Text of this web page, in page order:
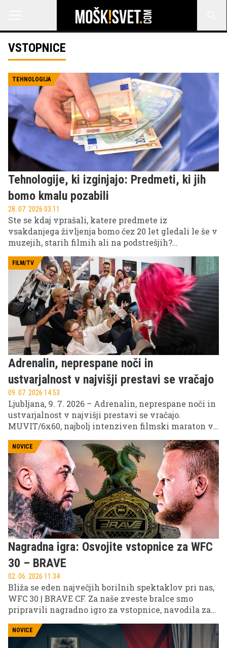
VSTOPNICE
TEHNOLOGIJA
Tehnologije, ki izginjajo: Predmeti, ki jih
bomo kmalu pozabili
28. 07. 2026 03.11
Ste se kdaj vprašali, katere predmete iz
vsakdanjega življenja bomo čez 20 let gledali le še v
muzejih, starih filmih ali na podstrešjih?
navad že danes izrinjajo stvari, ki so se še pred
nekaj leti zdele nepogrešljive.
FILM/TV
Adrenalin, neprespane noči in
ustvarjalnost v najvišji prestavi se vračajo
09. 07. 2026 14.53
Ljubljana, 9. 7. 2026 – Adrenalin, neprespane noči in
ustvarjalnost v najvišji prestavi se vračajo.
MUVIT/6x60, najbolj intenziven filmski maraton v
Sloveniji, v svoji novi ediciji v Ljubljano prinaša
koncept, ki ga ljubitelji filmske ustvarjalnosti že
dobro poznajo. Le 60 ur. Ena priložnost. Enake
usmeritve za vse ekipe. In cilj, da kratki film doživi
premiero na velikem platnu. Od 17. do 19. avgusta
bodo filmski ustvarjalci znova tekmovali s časom
in izzivom, ki ga lahko premagajo le najboljši.
Vrhunec filmske dirke pa bomo dočakali 21. avgusta
na veliki premieri v Odiseji Ljubljana.
NOVICE
Nagradna igra: Osvojite vstopnice za WFC
30 – BRAVE
02. 06. 2026 11.34
Bliža se eden največjih borilnih spektaklov pri nas,
WFC 30 | BRAVE CF. Za naše zveste bralce smo
pripravili nagradno igro za vstopnice, navodila za
sodelovanje pa najdete na naših družbenih
omrežjih.
NOVICE